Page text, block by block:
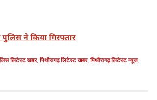
ने किया गिरफ्तार
लिटेस्ट खबर,पिथौरागढ़ लिटेस्ट खबर,पिथौरागढ़ लिटेस्ट न्यूज,